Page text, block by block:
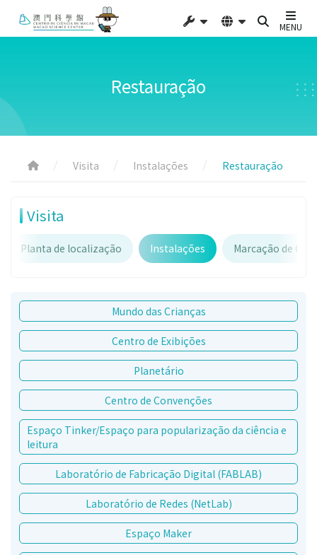
MENU
Restauração
Visita Instalações Restauração
Visita
Planta de localização Instalações Marcação de
Mundo das Crianças
Centro de Exibições
Planetário
Centro de Convenções
Espaço Tinker/Espaço para popularização da ciência e
leitura
Laboratório de Fabricação Digital (FABLAB)
Laboratório de Redes (NetLab)
Espaço Maker